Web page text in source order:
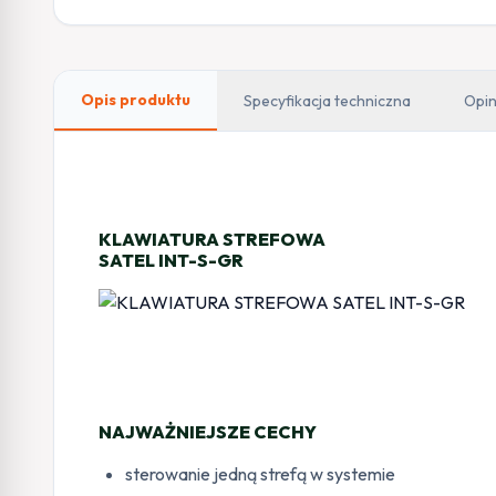
Opis produktu Specyfikacja techniczna
KLAWIATURA STREFOWA
SATEL INT-S-GR
NAJWAŻNIEJSZE CECHY
sterowanie jedną strefą w systemie